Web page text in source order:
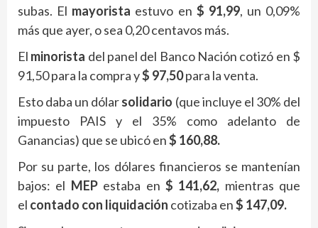
subas. El mayorista estuvo en $ 91,99, un 0,09%
más que ayer, o sea 0,20 centavos más.
El minorista del panel del Banco Nación cotizó en $
91,50 para la compra y$ 97,50para la venta.
Esto daba un dólarsolidario (que incluye el 30% del
impuesto PAIS y el 35% como adelanto de
Ganancias) que se ubicó en$ 160,88.
Por su parte, los dólares financieros se mantenían
bajos: el MEP estaba en $ 141,62, mientras que
el contado con liquidación cotizaba en$ 147,09.